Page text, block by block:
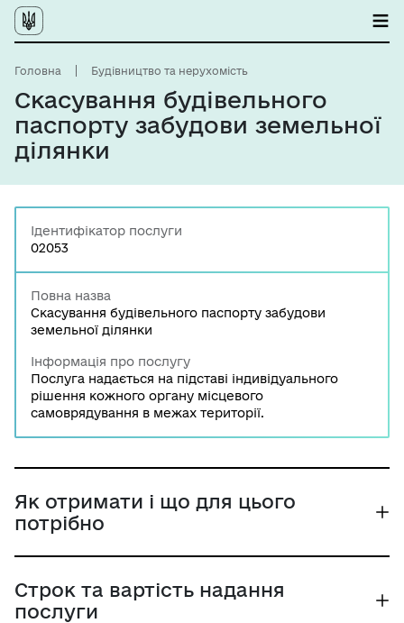
Головна Будівництво та нерухомість
Скасування будівельного
паспорту забудови земельної
ділянки
Ідентифікатор послуги
02053
Повна назва
Скасування будівельного паспорту забудови
земельної ділянки
Інформація про послугу
Послуга надається на підставі індивідуального
рішення кожного органу місцевого
самоврядування в межах території.
Як отримати і що для цього
потрібно
Строк та вартість надання
послуги